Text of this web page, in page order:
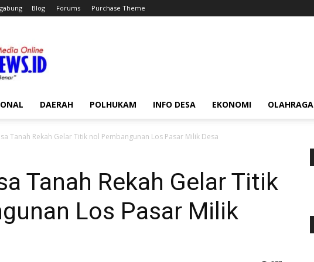
Blog Forums Purchase Theme
DAERAH POLHUKAM INFO DESA EKONOMI OLAHRAGA
Tanah Rekah Gelar Titik nol Pembangunan Los Pasar Milik Desa
Tanah Rekah Gelar Titik
Los Pasar Milik